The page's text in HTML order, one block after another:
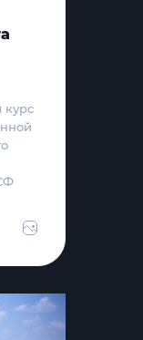
курс